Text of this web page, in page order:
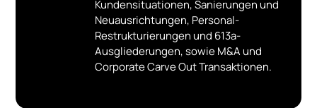
Schweden
Kundensituationen, Sanierungen und
Neuausrichtungen, Personal-
Restrukturierungen und 613a-
Ausgliederungen, sowie M&A und
Corporate Carve Out Transaktionen.